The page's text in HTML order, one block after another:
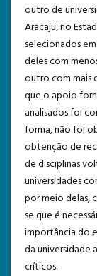
outro de
Aracaju, no
selecionados
deles com
outro com mais
que o apoio
analisados foi
forma, não foi
obtenção de
de disciplinas
universidades
por meio delas,
se que é
importância do
da universidade
críticos.